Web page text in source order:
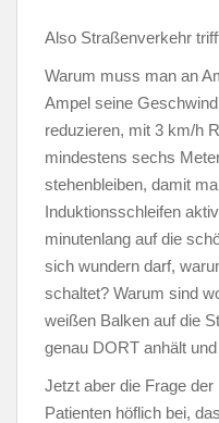
Also Straßenverkehr
Warum muss man an
Ampel seine
reduzieren, mit 3 km/h
mindestens sechs
stehenbleiben, damit
Induktionsschleifen
minutenlang auf die
sich wundern darf,
schaltet? Warum sind
weißen Balken auf die
genau DORT anhält
Jetzt aber die Frage
Patienten höflich bei,